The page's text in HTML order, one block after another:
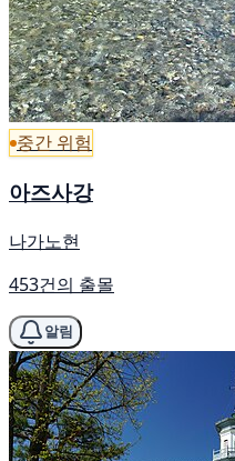
중간 위험
아즈사강
나가노현
453건의 출몰
알림